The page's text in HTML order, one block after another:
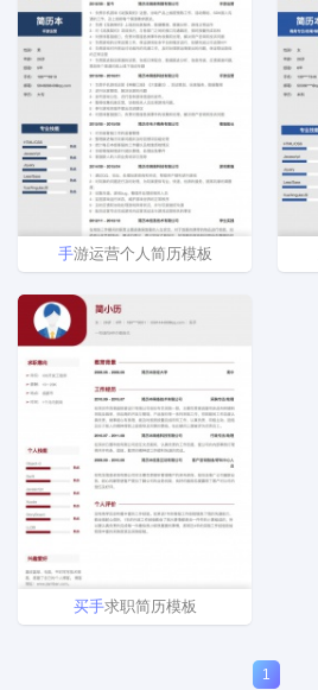
手游运营个人简历模板
买手求职简历模板
1